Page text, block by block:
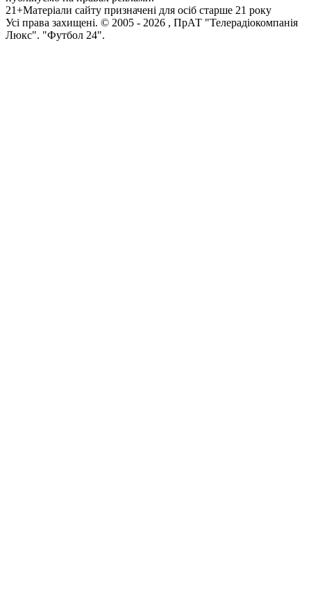
21+Матеріали сайту призначені для осіб старше 21 року
Усi права захищенi. © 2005 - 2026 , ПрАТ "Телерадіокомпанія
Люкс". "Футбол 24".